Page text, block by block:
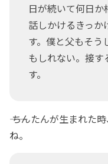
日が続いて何日
話しかけるきっか
す。僕と父もそう
もしれない。接す
す。
―― ちんたんが生まれた
ね。